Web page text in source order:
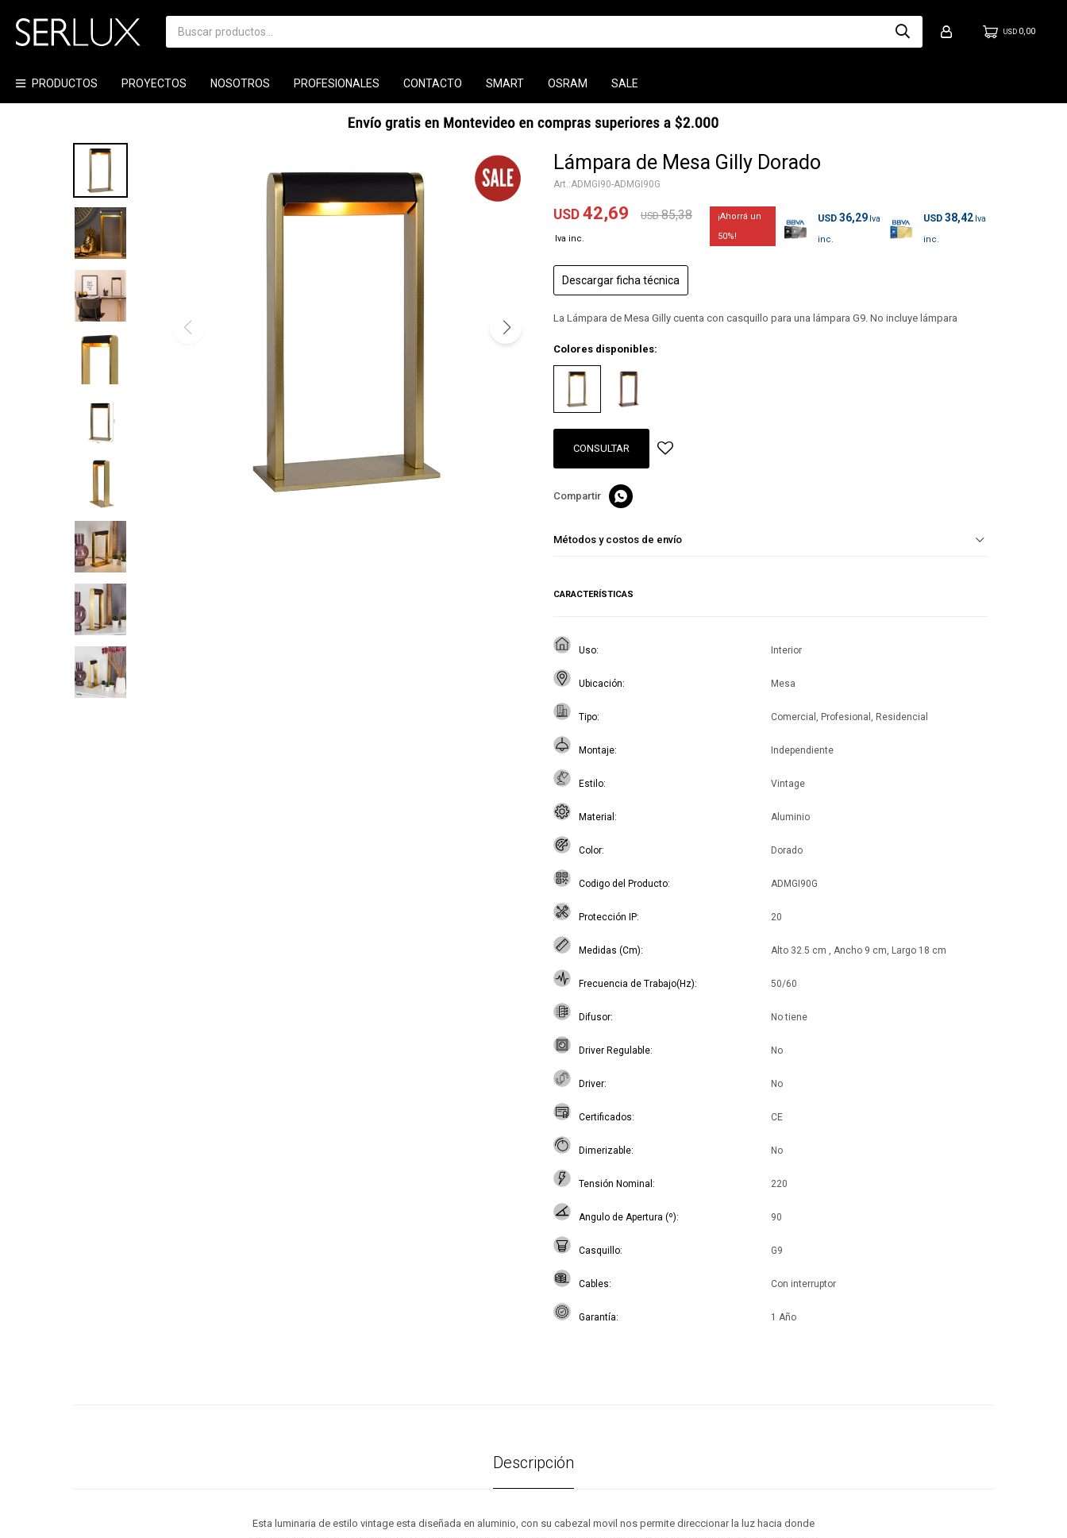
PRODUCTOS PROYECTOS NOSOTROS PROFESIONALES CONTACTO SMART OSRAM SALE
USD 0,00
Lámpara de Mesa Gilly Dorado
ADMGI90-ADMGI90G
USD 42,69 USD 85,38
50
USD 36,29 USD 38,42
Descargar ficha técnica
La Lámpara de Mesa Gilly cuenta con casquillo para una lámpara G9. No incluye lámpara
Colores disponibles:
CONSULTAR

Métodos y costos de envío
CARACTERÍSTICAS
Uso Interior
Ubicación Mesa
Tipo Comercial, Profesional, Residencial
Montaje Independiente
Estilo Vintage
Material Aluminio
Color Dorado
Codigo del Producto ADMGI90G
Protección IP 20
Medidas (Cm) Alto 32.5 cm , Ancho 9 cm, Largo 18 cm
Frecuencia de Trabajo(Hz) 50/60
Difusor No tiene
Driver Regulable No
Driver No
Certificados CE
Dimerizable No
Tensión Nominal 220
Angulo de Apertura (º) 90
Casquillo G9
Cables Con interruptor
Garantía 1 Año
Descripción
Esta luminaria de estilo vintage esta diseñada en aluminio, con su cabezal movil nos permite direccionar la luz hacia donde